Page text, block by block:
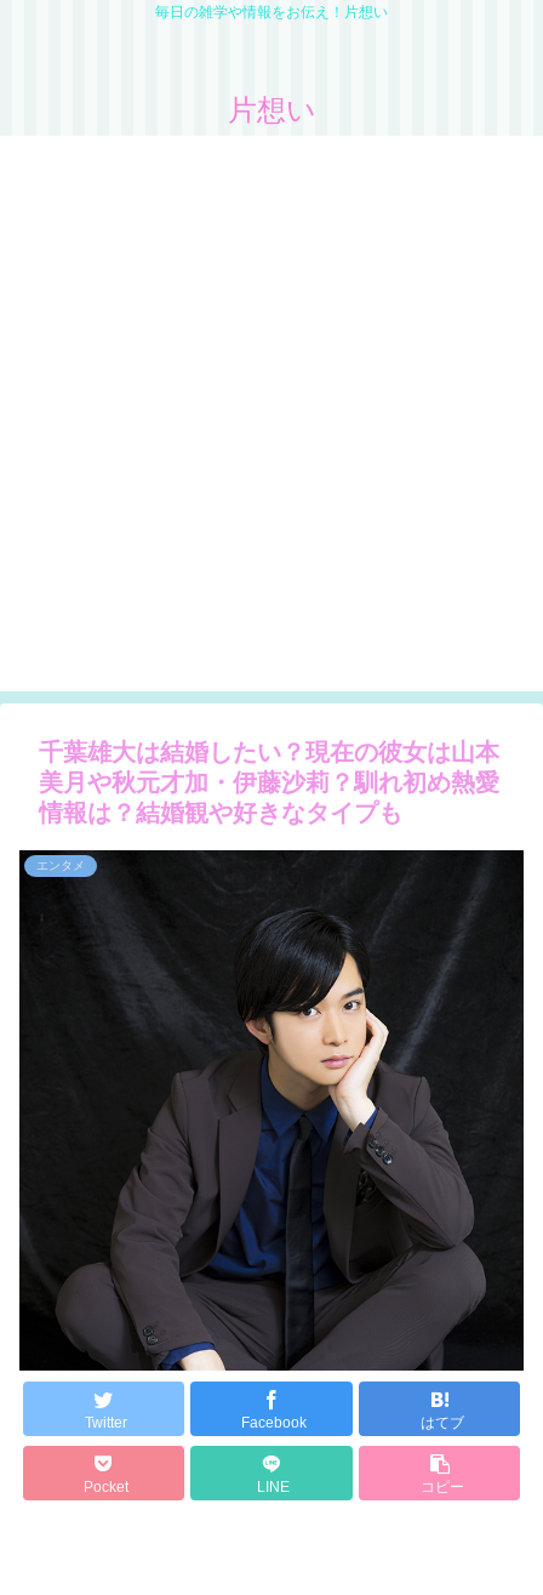
毎日の雑学や情報をお伝え！片想い
片想い
千葉雄大は結婚したい？現在の彼女は山本
美月や秋元才加・伊藤沙莉？馴れ初め熱愛
情報は？結婚観や好きなタイプも
エンタメ
Twitter Facebook はてブ
Pocket LINE コピー